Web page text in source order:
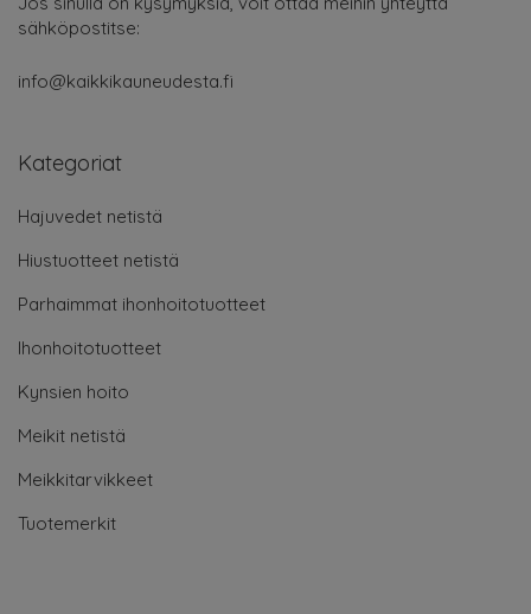
sähköpostitse:
info@kaikkikauneudesta.fi
Kategoriat
Hajuvedet netistä
Hiustuotteet netistä
Parhaimmat ihonhoitotuotteet
Ihonhoitotuotteet
Kynsien hoito
Meikit netistä
Meikkitarvikkeet
Tuotemerkit